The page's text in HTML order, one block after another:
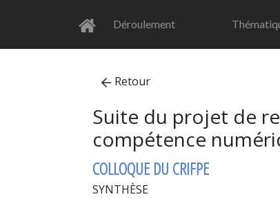
Déroulement
Retour
Suite du projet de
compétence
COLLOQUE DU CRIFPE
SYNTHÈSE